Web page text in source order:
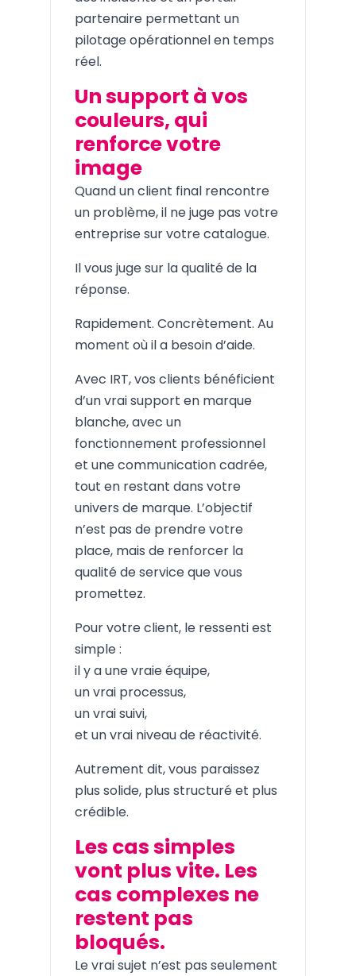
partenaire permettant un
pilotage opérationnel en temps
réel.
Un support à vos
couleurs, qui
renforce votre
image
Quand un client final rencontre
un problème, il ne juge pas votre
entreprise sur votre catalogue.
Il vous juge sur la qualité de la
réponse.
Rapidement. Concrètement. Au
moment où il a besoin d’aide.
Avec IRT, vos clients bénéficient
d’un vrai support en marque
blanche, avec un
fonctionnement professionnel
et une communication cadrée,
tout en restant dans votre
univers de marque. L’objectif
n’est pas de prendre votre
place, mais de renforcer la
qualité de service que vous
promettez.
Pour votre client, le ressenti est
simple :
il y a une vraie équipe,
un vrai processus,
un vrai suivi,
et un vrai niveau de réactivité.
Autrement dit, vous paraissez
plus solide, plus structuré et plus
crédible.
Les cas simples
vont plus vite. Les
cas complexes ne
restent pas
bloqués.
Le vrai sujet n’est pas seulement